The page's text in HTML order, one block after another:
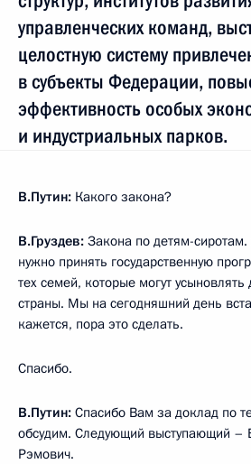
управленческих команд,
целостную систему
в субъекты Федерации,
эффективность особых
и индустриальных парков.
В.Путин: Какого закона?
В.Груздев: Закона по детям-
нужно принять государственную
тех семей, которые могут усыновлять
страны. Мы на сегодняшний день
кажется, пора это сделать.
Спасибо.
В.Путин: Спасибо Вам за доклад по
обсудим. Следующий выступающий –
Рэмович.